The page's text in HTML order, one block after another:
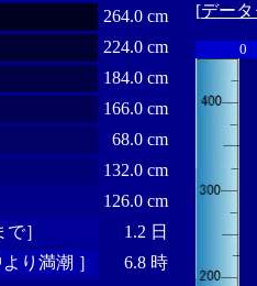
264.0 cm
224.0 cm
184.0 cm
166.0 cm
68.0 cm
132.0 cm
126.0 cm
］
1.2 日
り満潮 ］
6.8 時
[デー
0